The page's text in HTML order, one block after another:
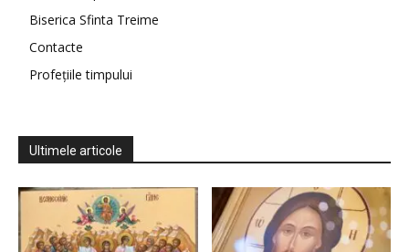
Biserica Sfinta Treime
Contacte
Profețiile timpului
Ultimele articole